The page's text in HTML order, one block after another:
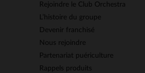
Rejoindre le Club Orchestra
L’histoire du groupe
Devenir franchisé
Nous rejoindre
Partenariat puériculture
Rappels produits